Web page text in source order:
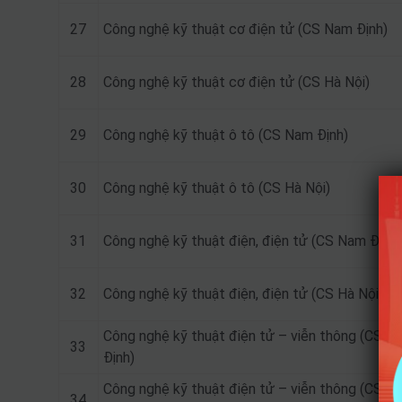
27 Công nghệ kỹ thuật cơ điện tử (CS Nam Định)
28 Công nghệ kỹ thuật cơ điện tử (CS Hà Nội)
29 Công nghệ kỹ thuật ô tô (CS Nam Định)
30 Công nghệ kỹ thuật ô tô (CS Hà Nội)
31 Công nghệ kỹ thuật điện, điện tử (CS Nam Định)
32 Công nghệ kỹ thuật điện, điện tử (CS Hà Nội)
33
Công nghệ kỹ thuật điện tử – viễn thông (CS
Định)
Công nghệ kỹ thuật điện tử – viễn thông (CS Hà